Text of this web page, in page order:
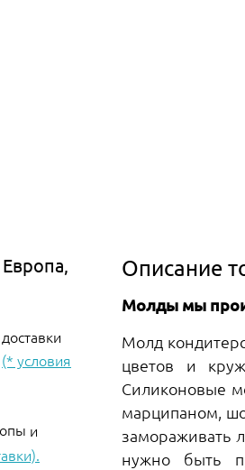
(* условия
и
Описание
Молды мы
Молд
цветов и
Силиконовые
марципаном,
замораживать
нужно быть